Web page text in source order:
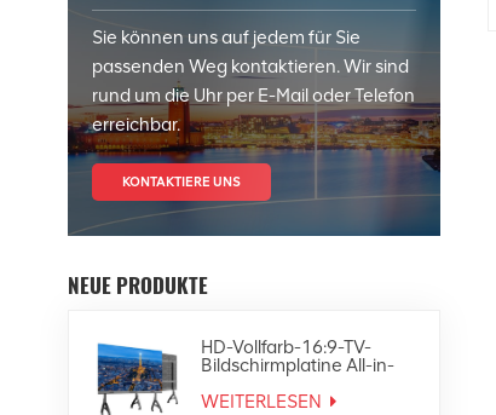
Sie können uns auf jedem für Sie
passenden Weg kontaktieren. Wir sind
rund um die Uhr per E-Mail oder Telefon
erreichbar.
KONTAKTIERE UNS
NEUE PRODUKTE
HD-Vollfarb-16:9-TV-
Bildschirmplatine All-in-
One-4K-LED-Display
WEITERLESEN